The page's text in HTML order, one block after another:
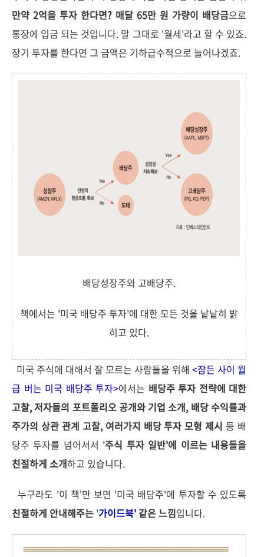
만약 2억을 투자 한다면? 매달 65만 원 가량이 배당금으로
통장에 입금 되는 것입니다. 말 그대로 '월세'라고 할 수 있죠.
장기 투자를 한다면 그 금액은 기하급수적으로 늘어나겠죠.
배당성장주와 고배당주.
책에서는 '미국 배당주 투자'에 대한 모든 것을 낱낱히 밝
히고 있다.
미국 주식에 대해서 잘 모르는 사람들을 위해 <잠든 사이 월
급 버는 미국 배당주 투자>에서는 배당주 투자 전략에 대한
고찰, 저자들의 포트폴리오 공개와 기업 소개, 배당 수익률과
주가의 상관 관계 고찰, 여러가지 배당 투자 모형 제시 등 배
당주 투자를 넘어서서 '주식 투자 일반'에 이르는 내용들을
친절하게 소개하고 있습니다.
누구라도 '이 책'만 보면 '미국 배당주'에 투자할 수 있도록
친절하게 안내해주는 '가이드북' 같은 느낌입니다.